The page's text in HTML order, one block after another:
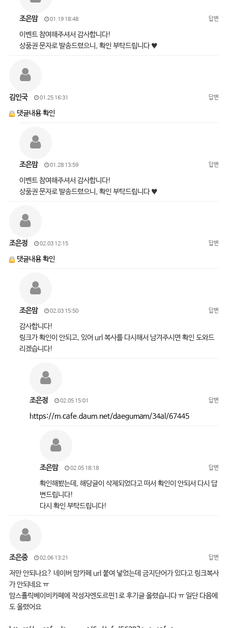
조은맘 01.19 18:48 답변
이벤트 참여해주셔서 감사합니다!
상품권 문자로 발송드렸으니, 확인 부탁드립니다 ♥
김인국 01.25 16:31 답변
댓글내용 확인
조은맘 01.28 13:59 답변
이벤트 참여해주셔서 감사합니다!
상품권 문자로 발송드렸으니, 확인 부탁드립니다 ♥
조은정 02.03 12:15 답변
댓글내용 확인
조은맘 02.03 15:50 답변
감사합니다!
링크가 확인이 안되고, 있어 url 복사를 다시해서 남겨주시면 확인 도와드
리겠습니다!
조은정 02.05 15:01 답변
https://m.cafe.daum.net/daegumam/34al/67445
조은맘 02.05 18:18 답변
확인해봤는데, 해당글이 삭제되었다고 떠서 확인이 안되서 다시 답
변드립니다!
다시 확인 부탁드립니다!
조은중 02.06 13:21 답변
저만 안되나요? 네이버 맘카페 url 붙여 넣었는데 금지단어가 있다고 링크복사
가 안되네요 ㅠ
맘스홀릭베이비카페에 작성자엔도르핀1로 후기글 올렸습니다 ㅠ 일단 다음에
도 올렸어요